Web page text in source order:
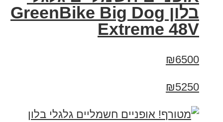
בלון GreenBike Big Dog
Extreme 48V
₪6500
₪5250